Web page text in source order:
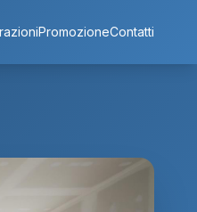
PromozioneContatti